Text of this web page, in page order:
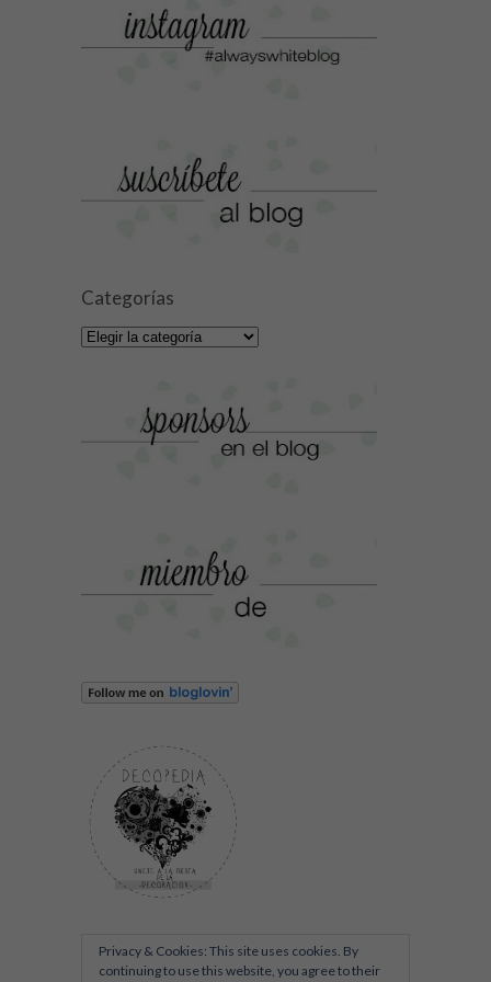
Categorías
Categorías
Privacy & Cookies: This site uses cookies. By
continuing to use this website, you agree to their